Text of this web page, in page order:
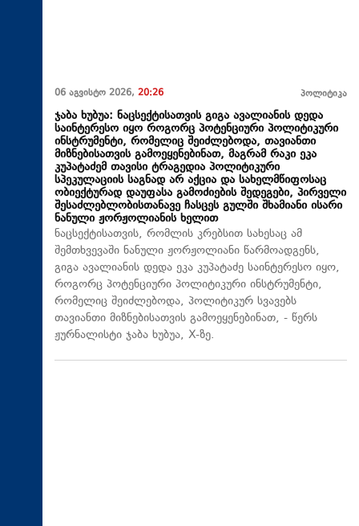
06 აგვისტო 2026, 20:26 პოლიტიკა
ჯაბა ხუბუა: ნაცსექტისათვის გიგა ავალიანის დედა
საინტერესო იყო როგორც პოტენციური პოლიტიკური
ინსტრუმენტი, რომელიც შეიძლებოდა, თავიანთი
მიზნებისათვის გამოეყენებინათ, მაგრამ რაკი ეკა
კუპატაძემ თავისი ტრაგედია პოლიტიკური
სპეკულაციის საგნად არ აქცია და სახელმწიფოსაც
ობიექტურად დაუფასა გამოძიების შედეგები, პირველი
შესაძლებლობისთანავე ჩასცეს გულში შხამიანი ისარი
ნანული ჟორჟოლიანის ხელით
ნაცსექტისათვის, რომლის კრებსით სახესაც ამ
შემთხვევაში ნანული ჟორჟოლიანი წარმოადგენს,
გიგა ავალიანის დედა ეკა კუპატაძე საინტერესო იყო,
როგორც პოტენციური პოლიტიკური ინსტრუმენტი,
რომელიც შეიძლებოდა, პოლიტიკურ სვავებს
თავიანთი მიზნებისათვის გამოეყენებინათ, - წერს
ჟურნალისტი ჯაბა ხუბუა, X-ზე.